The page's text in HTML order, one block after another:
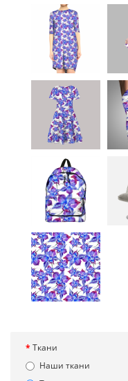
Ткани
Наши ткани